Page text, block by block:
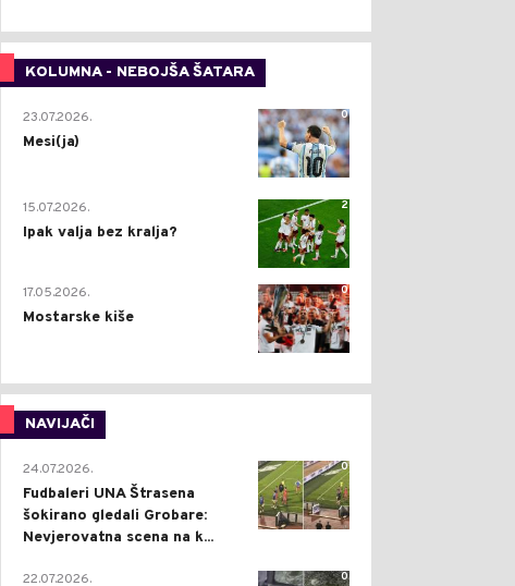
KOLUMNA - NEBOJŠA ŠATARA
0
23.07.2026.
Mesi(ja)
2
15.07.2026.
Ipak valja bez kralja?
0
17.05.2026.
Mostarske kiše
NAVIJAČI
0
24.07.2026.
Fudbaleri UNA Štrasena
šokirano gledali Grobare:
Nevjerovatna scena na k...
0
22.07.2026.